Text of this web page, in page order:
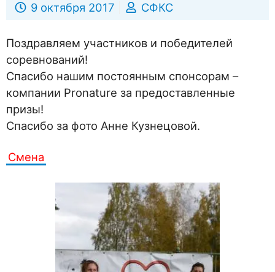
9 октября 2017 СФКС
Поздравляем участников и победителей
соревнований!
Спасибо нашим постоянным спонсорам –
компании Pronature за предоставленные
призы!
Спасибо за фото Анне Кузнецовой.
Смена